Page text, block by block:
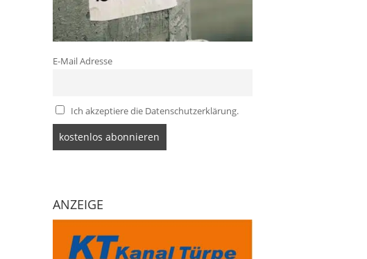
E-Mail Adresse
Ich akzeptiere die Datenschutzerklärung.
ANZEIGE